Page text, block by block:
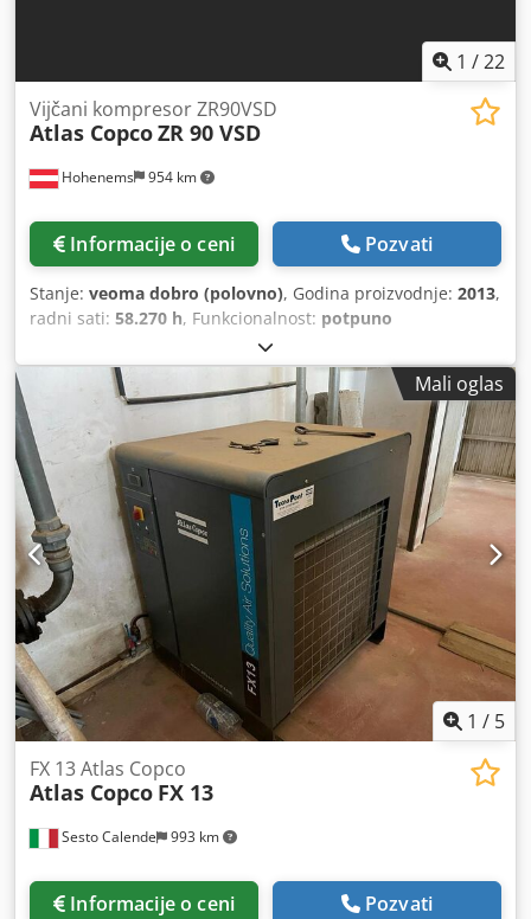
1 /22
Hohenems 954 km
Vijčani kompresor ZR90VSD
Atlas CopcoZR 90 VSD
Informacije o ceni Pozvati
Stanje: veoma dobro (polovno), Godina proizvodnje: 2013,
radni sati: 58.270 h, Funkcionalnost: potpuno
, Kompresor sa vretenom, bez ulja,
proizvođača Atlas Copco, model ZR90VSD Dedpfx Aszmwc
Heklswa Ugrađeni menjač frekvencije 90 kW 9 bara 15,50
m3/min Godina proizvodnje: 2013 Radni sati: 58.270
Mali oglas
1 / 5
Sesto Calende 993 km
FX 13 Atlas Copco
Atlas Copco FX 13
Informacije o ceni Pozvati